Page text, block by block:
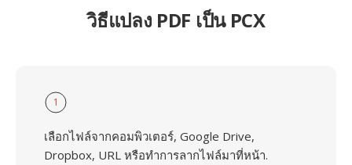
วิธีแปลง PDF เป็น PCX
1
เลือกไฟล์จากคอมพิวเตอร์, Google Drive,
Dropbox, URL หรือทำการลากไฟล์มาที่หน้า.